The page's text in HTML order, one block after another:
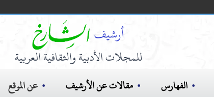
للمجلات الأدبية والثقافية العربية
الفهارس مقالات عن الأرشيف عن الموقع